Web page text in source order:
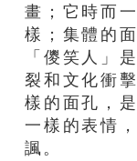
畫；它時而
樣；集體的
「儍笑人」
裂和文化衝
樣的面孔，
一樣的表情
諷。